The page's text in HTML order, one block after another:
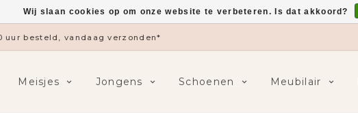
uur besteld, vandaag verzonden*
Meisjes Jongens Schoenen Meubilair
Wij slaan cookies op om onze website te verbeteren. Is dat akkoord?